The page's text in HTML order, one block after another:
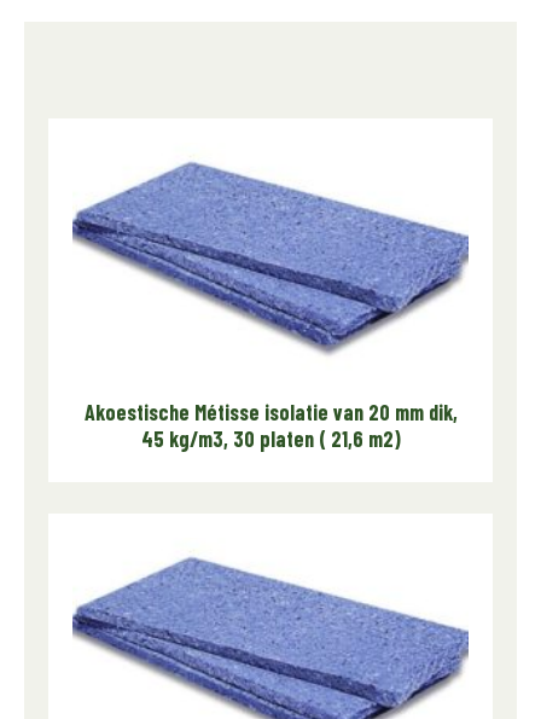
Akoestische Métisse isolatie van 20 mm dik,
45 kg/m3, 30 platen ( 21,6 m2)